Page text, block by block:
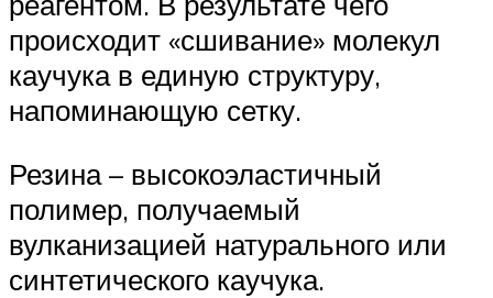
происходит «сшивание» молекул
каучука в единую структуру,
напоминающую сетку.
Резина – высокоэластичный
полимер, получаемый
вулканизацией натурального или
синтетического каучука.